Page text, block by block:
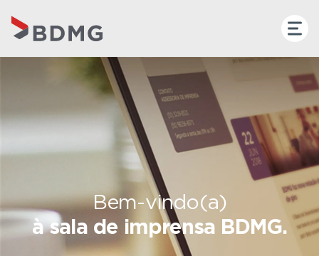
Bem-vindo(a)
à sala de imprensa BDMG.